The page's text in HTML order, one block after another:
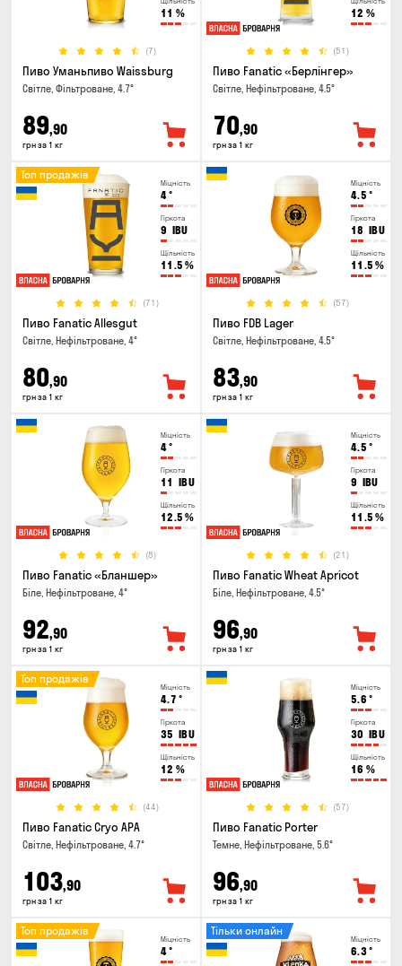
11 %
(7)
Пиво Уманьпиво Waissburg
Світле, Фільтроване, 4.7°
89,90
грн за 1 кг
12 %
(51)
Пиво Fanatic «Берлінгер»
Світле, Нефільтроване, 4.5°
70,90
грн за 1 кг
Міцність
4°
Гіркота
9 IBU
Щільність
11.5 %
(71)
Топ продажів
Пиво Fanatic Allesgut
Світле, Нефільтроване, 4°
80,90
грн за 1 кг
Міцність
4.5 °
Гіркота
18 IBU
Щільність
11.5 %
(57)
Пиво FDB Lager
Світле, Нефільтроване, 4.5°
83,90
грн за 1 кг
Міцність
4°
Гіркота
11 IBU
Щільність
12.5 %
(8)
Пиво Fanatic «Бланшер»
Біле, Нефільтроване, 4°
92,90
грн за 1 кг
Міцність
4.5 °
Гіркота
9 IBU
Щільність
11.5 %
(21)
Пиво Fanatic Wheat Apricot
Біле, Нефільтроване, 4.5°
96,90
грн за 1 кг
Міцність
4.7 °
Гіркота
35 IBU
Щільність
12 %
(44)
Топ продажів
Пиво Fanatic Cryo APA
Світле, Нефільтроване, 4.7°
103,90
грн за 1 кг
Міцність
5.6 °
Гіркота
30 IBU
Щільність
16 %
(57)
Пиво Fanatic Porter
Темне, Нефільтроване, 5.6°
96,90
грн за 1 кг
Міцність
4°
Топ продажів
Міцність
6.3°
Тільки онлайн